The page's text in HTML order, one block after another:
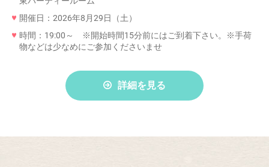
開催日：2026年8月29日（土）
時間：19:00～ ※開始時間15分前にはご到着下さい。※手荷
物などは少なめにご参加くださいませ
詳細を見る